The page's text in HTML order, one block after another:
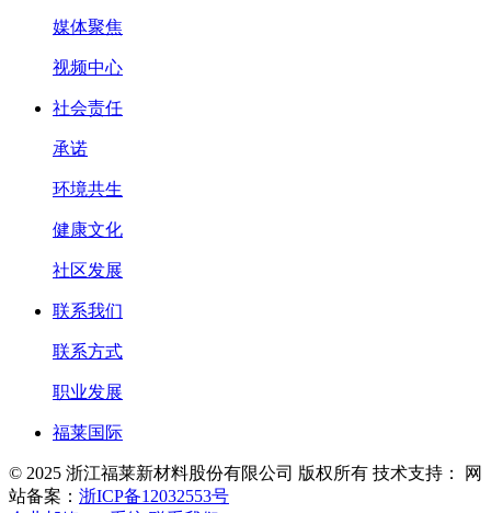
媒体聚焦
视频中心
社会责任
承诺
环境共生
健康文化
社区发展
联系我们
联系方式
职业发展
福莱国际
© 2025 浙江福莱新材料股份有限公司 版权所有 技术支持：
网
站备案： 浙ICP备12032553号